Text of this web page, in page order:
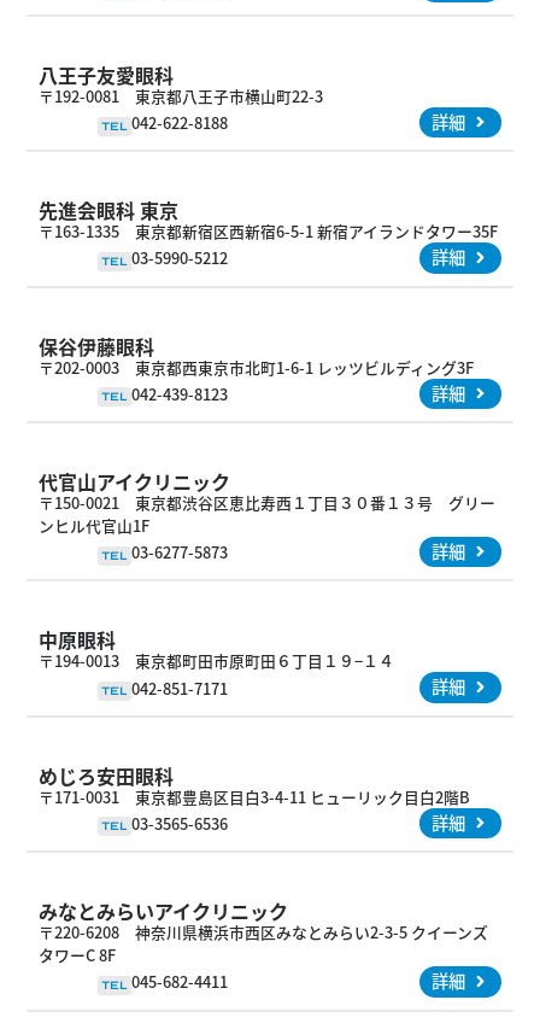
八王子友愛眼科
〒192-0081 東京都八王子市横山町22-3
TEL 042-622-8188 詳細
先進会眼科 東京
〒163-1335 東京都新宿区西新宿6-5-1 新宿アイランドタワー35F
TEL 03-5990-5212 詳細
保谷伊藤眼科
〒202-0003 東京都西東京市北町1-6-1 レッツビルディング3F
TEL 042-439-8123 詳細
代官山アイクリニック
〒150-0021 東京都渋谷区恵比寿西１丁目３０番１３号 グリー
ンヒル代官山1F
TEL 03-6277-5873 詳細
中原眼科
〒194-0013 東京都町田市原町田６丁目１９−１４
TEL 042-851-7171 詳細
めじろ安田眼科
〒171-0031 東京都豊島区目白3-4-11 ヒューリック目白2階B
TEL 03-3565-6536 詳細
みなとみらいアイクリニック
〒220-6208 神奈川県横浜市西区みなとみらい2-3-5 クイーンズ
タワーC 8F
TEL 045-682-4411 詳細